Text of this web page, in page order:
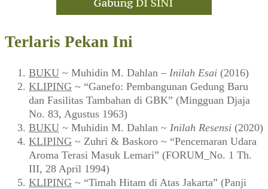
Terlaris Pekan Ini
BUKU ~ Muhidin M. Dahlan – Inilah Esai (2016)
KLIPING ~ “Ganefo: Pembangunan Gedung Baru
dan Fasilitas Tambahan di GBK” (Mingguan Djaja
No. 83, Agustus 1963)
BUKU ~ Muhidin M. Dahlan ~ Inilah Resensi (2020)
KLIPING ~ Zuhri & Baskoro ~ “Pencemaran Udara
Aroma Terasi Masuk Lemari” (FORUM_No. 1 Th.
III, 28 April 1994)
KLIPING ~ “Timah Hitam di Atas Jakarta” (Panji